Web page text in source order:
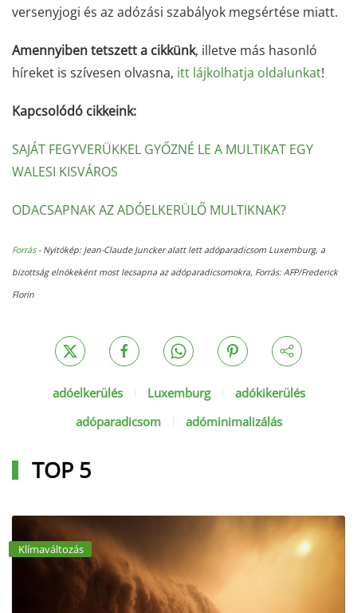
versenyjogi és az adózási szabályok megsértése miatt.
Amennyiben tetszett a cikkünk, illetve más hasonló
híreket is szívesen olvasna, itt lájkolhatja oldalunkat!
Kapcsolódó cikkeink:
SAJÁT FEGYVERÜKKEL GYŐZNÉ LE A MULTIKAT EGY
WALESI KISVÁROS
ODACSAPNAK AZ ADÓELKERÜLŐ MULTIKNAK?
Forrás- Nyitókép: Jean-Claude Juncker alatt lett adóparadicsom Luxemburg, a
bizottság elnökeként most lecsapna az adóparadicsomokra, Forrás: AFP/Frederick
Florin
adóelkerülés Luxemburg
adókikerülés
adóparadicsom
adóminimalizálás
TOP 5
Klímaváltozás